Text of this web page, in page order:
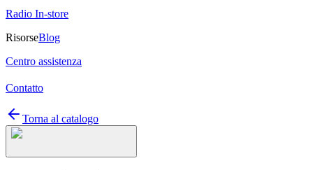
Radio In-store
RisorseBlog
Centro assistenza
Contatto
Torna al catalogo